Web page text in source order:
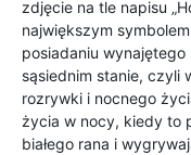
zdjęcie na tle napisu
największym
posiadaniu
sąsiednim stanie, czyli
rozrywki i nocnego
życia w nocy, kiedy to
białego rana i